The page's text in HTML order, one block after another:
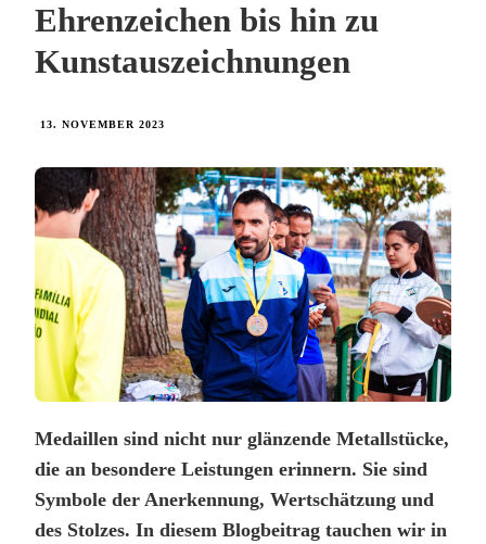
Ehrenzeichen bis hin zu
Kunstauszeichnungen
13. NOVEMBER 2023
Medaillen sind nicht nur glänzende Metallstücke,
die an besondere Leistungen erinnern. Sie sind
Symbole der Anerkennung, Wertschätzung und
des Stolzes. In diesem Blogbeitrag tauchen wir in